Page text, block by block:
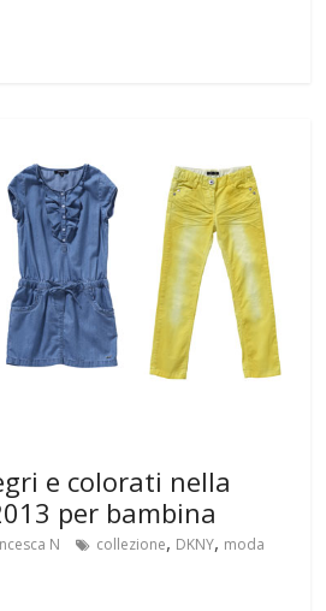
e colorati nella
per bambina
N collezione, DKNY, moda